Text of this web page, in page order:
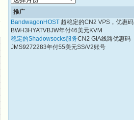
档
推广
BandwagonHOST 超稳定的CN2 VPS，优惠码
BWH3HYATVBJW年付46美元KVM
稳定的Shadowsocks服务CN2 GIA线路优惠码
JMS9272283年付55美元SS/V2账号